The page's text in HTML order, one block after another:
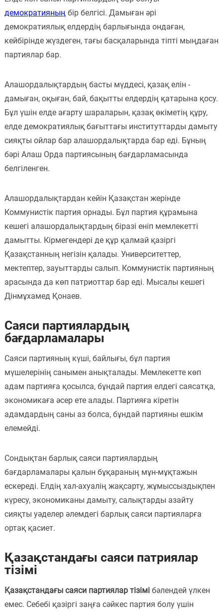
демократияныңбір белгісі. Дамыған әрі
демократиялық елдердің барлығында ондаған,
кейбірінде жүздеген, тағы басқаларында тіпті мыңдаған
партиялар бар.
Алашордалықтардың басты мүддесі, қазақ елін -
дамыған, оқыған, бай, бақытты елдердің қатарына қосу.
Бұл үшін елде ағарту шараларын, қазақ өкіметің құру,
елде демократиялық бағыттағы институттарды дамыту
сияқты ойлар бар алашордалықтарда бар еді. Бұның
бәрі Алаш Орда партиясының бағдарламасында
белгіленген.
Алашордалықтардан кейін Қазақстан жерінде
Коммунистік партия орнады. Бұл партия құрамына
кешегі алашордалықтардың біразі еніп мемлекетті
дамытты. Кірмегендері де құр қалмай қазіргі
Қазақстанның негізін қалады. Университеттер,
мектептер, зауыттарды салып. Коммунистік партияның
арасында да көп патриоттар бар еді. Мысалы кешегі
Дінмұхамед Қонаев.
Саяси партиялардың
бағдарламалары
Саяси партияның күші, байлығы, бұл партия
мүшелерінің санымен анықталады. Мемлекетте көп
адам партияға қосылса, бұндай партия елдегі саясатқа,
экономикаға әсер ете алады. Партияға кіретін
адамдардың саны аз болса, бұндай партияны ешкім
елемейді.
Сондықтан барлық саяси партиялардың
бағдарламалары қалын бұқараның мұн-мұқтажын
ескереді. Елдің хал-ахуалің жақсарту, жұмыссыздықпен
күресу, экономиканы дамыту, салықтарды азайту
сияқты уәделер әлемдегі барлық саяси партияларға
ортақ қасиет.
Қазақстандағы саяси патриялар
тізімі
Қазақстандағы саяси партиялар тізімібәлендей үлкен
емес. Себебі қазіргі заңға сәйкес партия болу үшін